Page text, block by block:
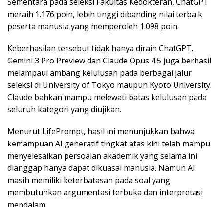
meraih 1.176 poin, lebih tinggi dibanding nilai terbaik
peserta manusia yang memperoleh 1.098 poin.
Keberhasilan tersebut tidak hanya diraih ChatGPT.
Gemini 3 Pro Preview dan Claude Opus 4.5 juga berhasil
melampaui ambang kelulusan pada berbagai jalur
seleksi di University of Tokyo maupun Kyoto University.
Claude bahkan mampu melewati batas kelulusan pada
seluruh kategori yang diujikan.
Menurut LifePrompt, hasil ini menunjukkan bahwa
kemampuan AI generatif tingkat atas kini telah mampu
menyelesaikan persoalan akademik yang selama ini
dianggap hanya dapat dikuasai manusia. Namun AI
masih memiliki keterbatasan pada soal yang
membutuhkan argumentasi terbuka dan interpretasi
mendalam.